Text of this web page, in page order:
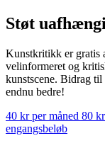
Støt
Kunstkritikk er gratis
velinformeret og
kunstscene. Bidrag
endnu bedre!
40 kr per måned 80
engangsbeløb